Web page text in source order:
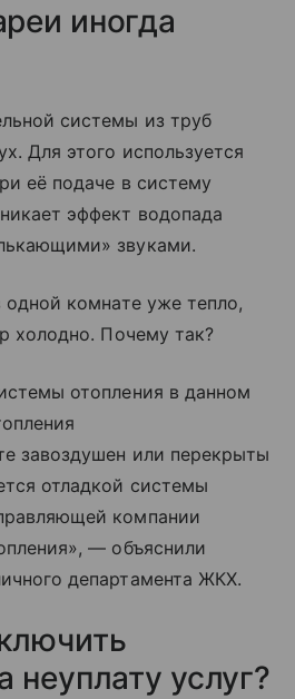
иногда
системы из труб
Для этого используется
её подаче в систему
эффект водопада
звуками.
одной комнате уже тепло,
холодно. Почему так?
отопления в данном
завоздушен или перекрыты
отладкой системы
компании
— объяснили
департамента ЖКХ.
неуплату услуг?